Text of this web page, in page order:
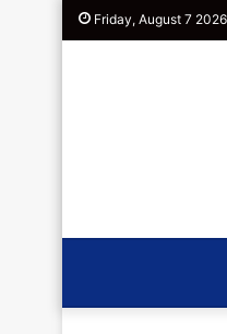
Friday, August 7 2026